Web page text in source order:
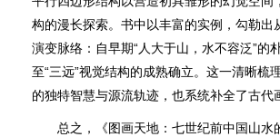
构的漫长探索。书中以丰富的实例，勾勒
演变脉络：自早期“人大于山，水不容泛”的
至“三远”视觉结构的成熟确立。这一清晰梳
的独特智慧与源流轨迹，也系统补全了古代
总之，《图画天地：七世纪前中国山水